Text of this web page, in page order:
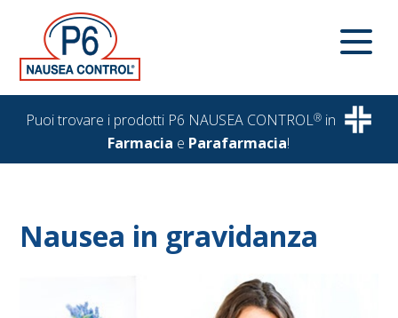
Puoi trovare i prodotti P6 NAUSEA CONTROL® in
Farmacia e Parafarmacia!
Nausea in gravidanza